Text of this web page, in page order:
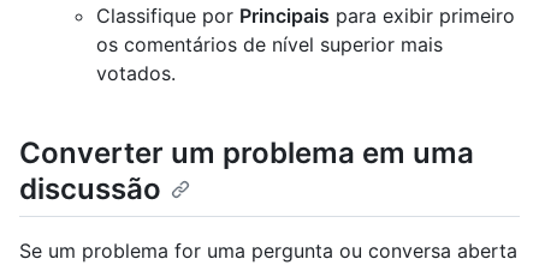
Classifique por Principais para exibir primeiro
os comentários de nível superior mais
votados.
Converter um problema em uma
discussão
Se um problema for uma pergunta ou conversa aberta